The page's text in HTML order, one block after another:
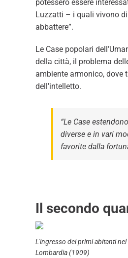
potessero essere
Luzzatti – i quali vivono
abbattere”.
Le Case popolari
della città, il problema
ambiente armonico, dove
dell’intelletto.
“Le Case
diverse e in vari
favorite dalla
Il secondo
L'ingresso dei primi abitanti
Lombardia (1909)